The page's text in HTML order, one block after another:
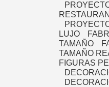
LUJO
TAMAÑO
TAMAÑO
FIGURAS